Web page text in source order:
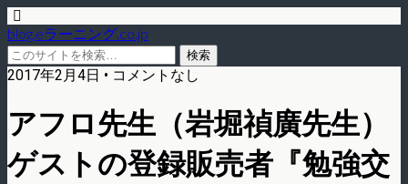
blog.eラーニング.co.jp
2017年2月4日 • コメントなし
アフロ先生（岩堀禎廣先生）
ゲストの登録販売者『勉強交